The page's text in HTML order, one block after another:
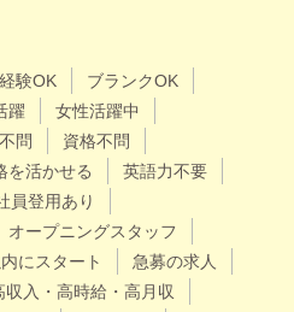
験OK
ブランクOK
躍
女性活躍中
問
資格不問
を活かせる
英語力不要
員登用あり
オープニングスタッフ
にスタート
急募の求人
収入・高時給・高月収